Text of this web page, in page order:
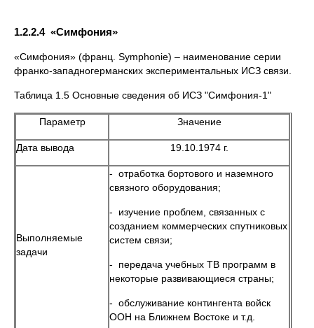
1.2.2.4 «Симфония»
«Симфония» (франц. Symphonie) – наименование серии
франко-западногерманских экспериментальных ИСЗ связи.
Таблица 1.5 Основные сведения об ИСЗ "Симфония-1"
Параметр Значение
Дата вывода 19.10.1974 г.
Выполняемые
задачи
- отработка бортового и наземного
связного оборудования;
- изучение проблем, связанных с
созданием коммерческих спутниковых
систем связи;
- передача учебных ТВ программ в
некоторые развивающиеся страны;
- обслуживание контингента войск
ООН на Ближнем Востоке и т.д.